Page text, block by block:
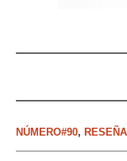
NÚMERO#90,